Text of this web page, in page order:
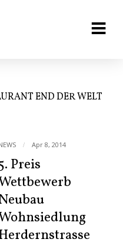
END DER WELT
Apr 8, 2014
0 Comments
Preis